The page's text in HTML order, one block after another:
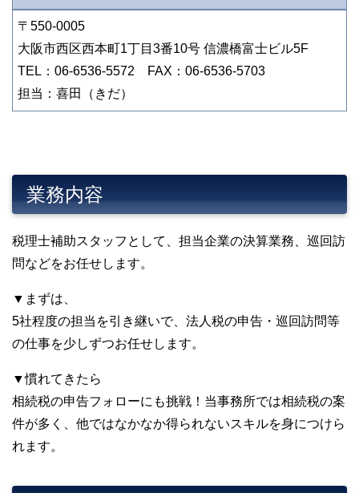
〒550-0005
大阪市西区西本町1丁目3番10号 信濃橋富士ビル5F
TEL：06-6536-5572 FAX：06-6536-5703
担当：喜田（きだ）
業務内容
税理士補助スタッフとして、担当企業の決算業務、巡回訪
問などをお任せします。
▼まずは、
5社程度の担当を引き継いで、法人税の申告・巡回訪問等
の仕事を少しずつお任せします。
▼慣れてきたら
相続税の申告フォローにも挑戦！当事務所では相続税の案
件が多く、他ではなかなか得られないスキルを身につけら
れます。